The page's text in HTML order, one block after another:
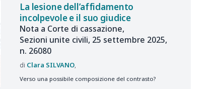
La lesione dell’affidamento
incolpevole e il suo giudice
Nota a Corte di cassazione,
Sezioni unite civili, 25 settembre 2025,
n. 26080
Clara SILVANO
Verso una possibile composizione del contrasto?